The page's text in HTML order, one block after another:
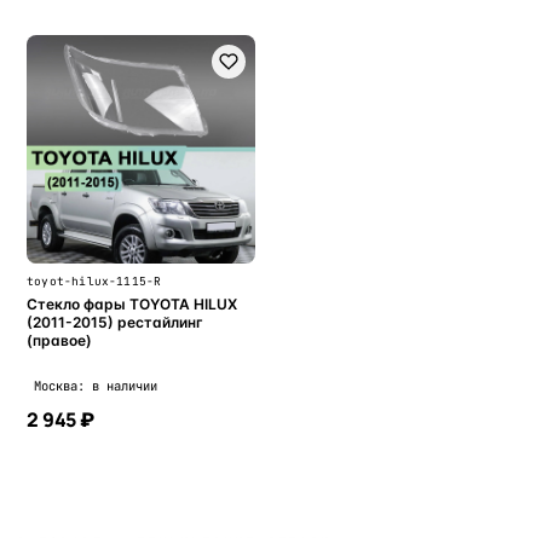
toyot-hilux-1115-R
Стекло фары TOYOTA HILUX
(2011-2015) рестайлинг
(правое)
Москва: в наличии
2 945 ₽